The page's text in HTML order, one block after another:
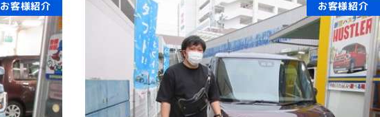
お客様紹介 お客様紹介